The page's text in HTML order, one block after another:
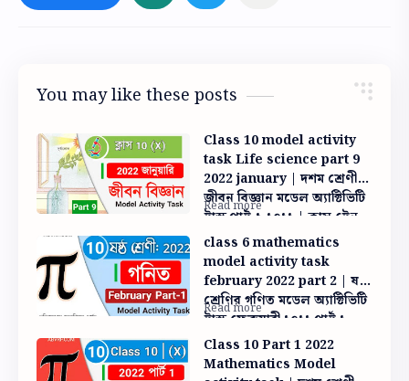
You may like these posts
Class 10 model activity
task Life science part 9
2022 january | দশম শ্রেণী
জীবন বিজ্ঞান মডেল অ্যাক্টিভিটি
টাস্ক পার্ট ৯ ২০২২ | ক্লাস টেন
লাইফ সাইন্স পার্ট ৯
class 6 mathematics
model activity task
february 2022 part 2 | ষষ্ঠ
শ্রেণির গণিত মডেল অ্যাক্টিভিটি
টাস্ক ফেব্রুয়ারী ২০২২ পার্ট ২
Class 10 Part 1 2022
Mathematics Model